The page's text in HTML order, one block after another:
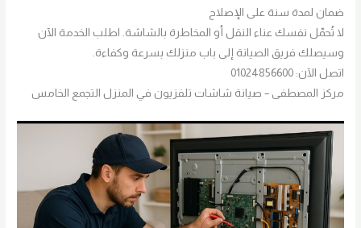
ضمان لمدة سنة على الإصلاح
لا تُحمّل نفسك عناء النقل أو المخاطرة بالشاشة. اطلب الخدمة الآن
وسيصلك فريق الصيانة إلى باب منزلك بسرعة وكفاءة.
اتصل الآن: 01024856600
مركز المصطفى – صيانة شاشات تلفزيون في المنزل التجمع الخامس